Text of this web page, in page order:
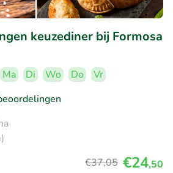
keuzediner bij Formosa
Ma Di Wo Do
Vr
€37,05 €24,50